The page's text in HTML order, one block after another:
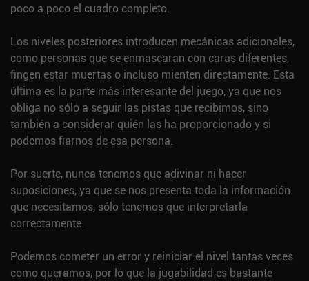
poco a poco el cuadro completo.
Los niveles posteriores introducen mecánicas adicionales,
como personas que se enmascaran con caras diferentes,
fingen estar muertas o incluso mienten directamente. Esta
última es la parte más interesante del juego, ya que nos
obliga no sólo a seguir las pistas que recibimos, sino
también a considerar quién las ha proporcionado y si
podemos fiarnos de esa persona.
Por suerte, nunca tenemos que adivinar ni hacer
suposiciones, ya que se nos presenta toda la información
que necesitamos, sólo tenemos que interpretarla
correctamente.
Podemos cometer un error y reiniciar el nivel tantas veces
como queramos, por lo que la jugabilidad es bastante